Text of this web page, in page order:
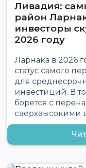
Ливадия:
район
инвесторы
2026 году
Ларнака в 2026
статус самого
для
инвестиций. В
борется с
сверхвысокими